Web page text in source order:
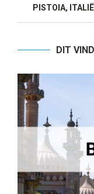
PISTOIA,
DIT